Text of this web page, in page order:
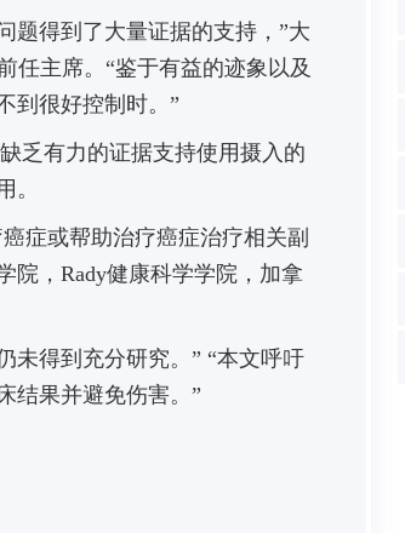
题得到了大量证据的支持，”大
任主席。 “鉴于有益的迹象以及
到很好控制时。”
乏有力的证据支持使用摄入的
。
症或帮助治疗癌症治疗相关副
院，Rady健康科学学院，加拿
未得到充分研究。” “本文呼吁
结果并避免伤害。”